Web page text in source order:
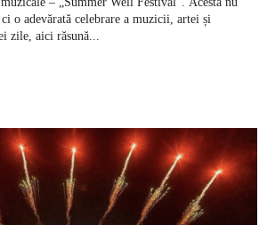
o adevărată celebrare a muzicii, artei și
zile, aici răsună...